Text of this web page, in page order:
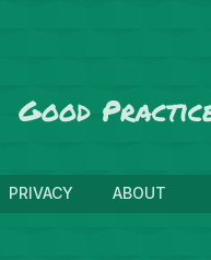
Good
PRIVACY ABOUT